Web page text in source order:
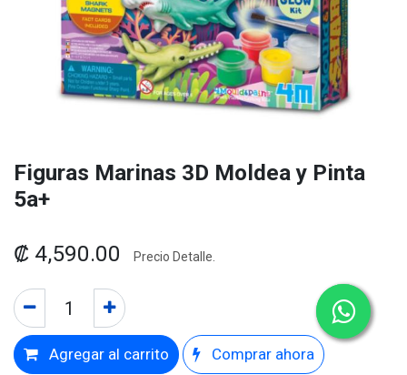
Figuras Marinas 3D Moldea y Pinta
5a+
₡ 4,590.00 Precio Detalle.
Agregar al carrito Comprar ahora